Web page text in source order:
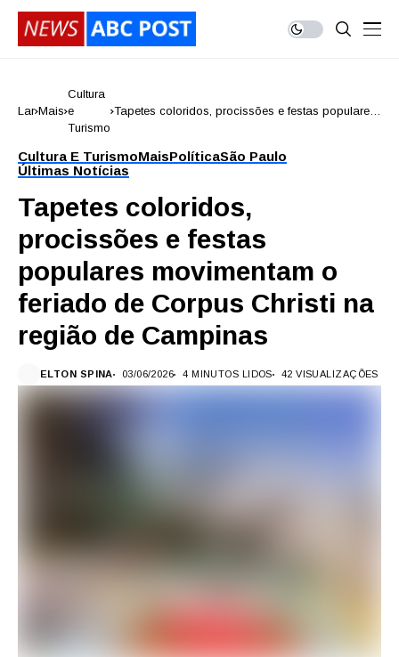
Lar Mais
Cultura
e
Turismo
Tapetes coloridos, procissões e festas populares
Cultura E TurismoMaisPolíticaSão Paulo
Últimas Notícias
Tapetes coloridos,
procissões e festas
populares movimentam o
feriado de Corpus Christi na
região de Campinas
ELTON SPINA 03/06/2026 4 MINUTOS LIDOS 42 VISUALIZAÇÕES